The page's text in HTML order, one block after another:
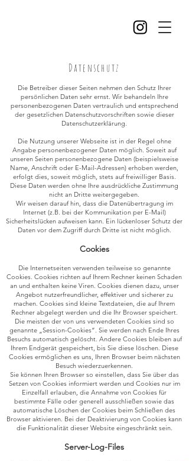
Date nschutz
Die Betreiber dieser Seiten nehmen den Schutz Ihrer
persönlichen Daten sehr ernst. Wir behandeln Ihre
personenbezogenen Daten vertraulich und entsprechend
der gesetzlichen Datenschutzvorschriften sowie dieser
Datenschutzerklärung.
Die Nutzung unserer Webseite ist in der Regel ohne
Angabe personenbezogener Daten möglich. Soweit auf
unseren Seiten personenbezogene Daten (beispielsweise
Name, Anschrift oder E-Mail-Adressen) erhoben werden,
erfolgt dies, soweit möglich, stets auf freiwilliger Basis.
Diese Daten werden ohne Ihre ausdrückliche Zustimmung
nicht an Dritte weitergegeben.
Wir weisen darauf hin, dass die Datenübertragung im
Internet (z.B. bei der Kommunikation per E-Mail)
Sicherheitslücken aufweisen kann. Ein lückenloser Schutz der
Daten vor dem Zugriff durch Dritte ist nicht möglich.
Cookies
Die Internetseiten verwenden teilweise so genannte
Cookies. Cookies richten auf Ihrem Rechner keinen Schaden
an und enthalten keine Viren. Cookies dienen dazu, unser
Angebot nutzerfreundlicher, effektiver und sicherer zu
machen. Cookies sind kleine Textdateien, die auf Ihrem
Rechner abgelegt werden und die Ihr Browser speichert.
Die meisten der von uns verwendeten Cookies sind so
genannte „Session-Cookies“. Sie werden nach Ende Ihres
Besuchs automatisch gelöscht. Andere Cookies bleiben auf
Ihrem Endgerät gespeichert, bis Sie diese löschen. Diese
Cookies ermöglichen es uns, Ihren Browser beim nächsten
Besuch wiederzuerkennen.
Sie können Ihren Browser so einstellen, dass Sie über das
Setzen von Cookies informiert werden und Cookies nur im
Einzelfall erlauben, die Annahme von Cookies für
bestimmte Fälle oder generell ausschließen sowie das
automatische Löschen der Cookies beim Schließen des
Browser aktivieren. Bei der Deaktivierung von Cookies kann
die Funktionalität dieser Website eingeschränkt sein.
Server-Log-Files